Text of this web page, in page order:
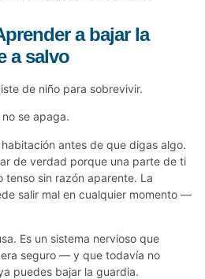
a bajar la
a salvo
de niño para sobrevivir.
se apaga.
antes de que digas algo.
de verdad porque una parte de ti
tenso sin razón aparente. La
salir mal en cualquier momento —
Es un sistema nervioso que
seguro — y que todavía no
puedes bajar la guardia.